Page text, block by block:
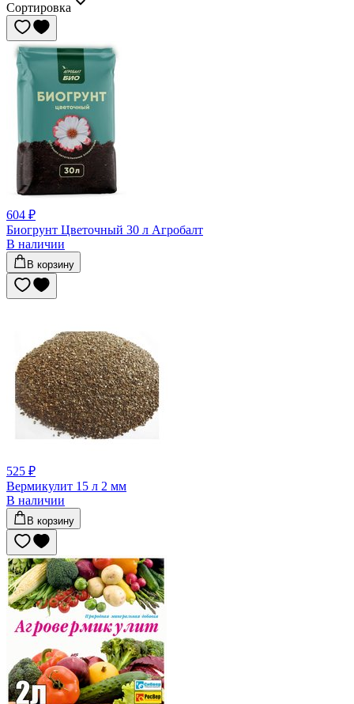
Сортировка
604 ₽
Биогрунт Цветочный 30 л Агробалт
В наличии
В корзину
525 ₽
Вермикулит 15 л 2 мм
В наличии
В корзину